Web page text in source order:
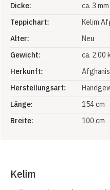
Dicke:
ca. 3 mm
Teppichart:
Kelim
Alter:
Neu
Gewicht:
ca. 2.00
Herkunft:
Herstellungsart:
Länge:
154 cm
Breite:
100 cm
Kelim